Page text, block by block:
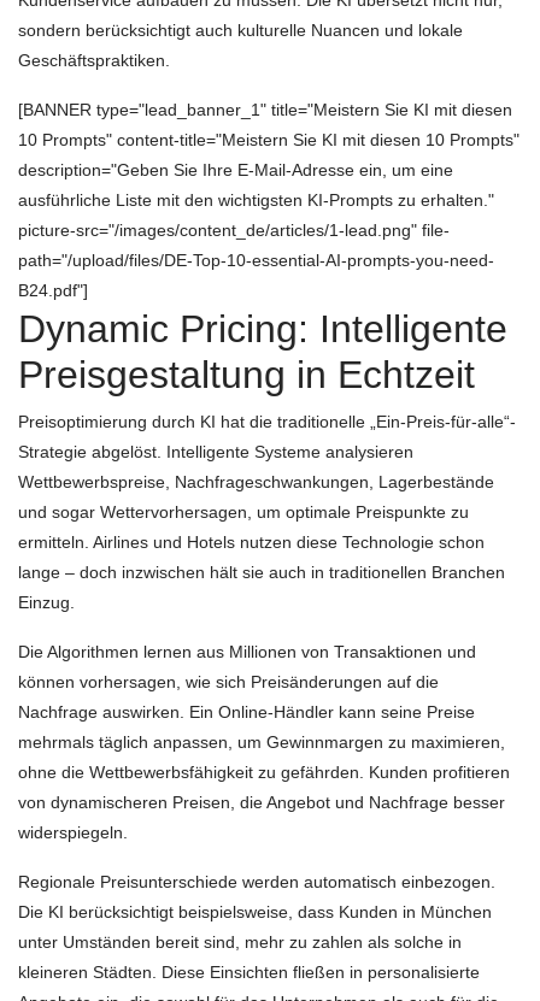
sondern berücksichtigt auch kulturelle Nuancen und lokale
Geschäftspraktiken.
[BANNER type="lead_banner_1" title="Meistern Sie KI mit diesen
10 Prompts" content-title="Meistern Sie KI mit diesen 10 Prompts"
description="Geben Sie Ihre E-Mail-Adresse ein, um eine
ausführliche Liste mit den wichtigsten KI-Prompts zu erhalten."
picture-src="/images/content_de/articles/1-lead.png" file-
path="/upload/files/DE-Top-10-essential-AI-prompts-you-need-
B24.pdf"]
Dynamic Pricing: Intelligente
Preisgestaltung in Echtzeit
Preisoptimierung durch KI hat die traditionelle „Ein-Preis-für-alle“-
Strategie abgelöst. Intelligente Systeme analysieren
Wettbewerbspreise, Nachfrageschwankungen, Lagerbestände
und sogar Wettervorhersagen, um optimale Preispunkte zu
ermitteln. Airlines und Hotels nutzen diese Technologie schon
lange – doch inzwischen hält sie auch in traditionellen Branchen
Einzug.
Die Algorithmen lernen aus Millionen von Transaktionen und
können vorhersagen, wie sich Preisänderungen auf die
Nachfrage auswirken. Ein Online-Händler kann seine Preise
mehrmals täglich anpassen, um Gewinnmargen zu maximieren,
ohne die Wettbewerbsfähigkeit zu gefährden. Kunden profitieren
von dynamischeren Preisen, die Angebot und Nachfrage besser
widerspiegeln.
Regionale Preisunterschiede werden automatisch einbezogen.
Die KI berücksichtigt beispielsweise, dass Kunden in München
unter Umständen bereit sind, mehr zu zahlen als solche in
kleineren Städten. Diese Einsichten fließen in personalisierte